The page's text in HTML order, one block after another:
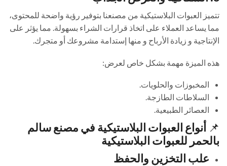
تتميز العبوات البلاستيكية من مصنعنا بتوفير رؤية واضحة للمحتوى،
مما يساعد العملاء على اتخاذ قرارات الشراء بسهولة. مما يؤثر على
الإنتاجية و زيادة الأرباح و منها إستدامة مشروعك أو متجرك.
هذه الميزة مهمة بشكل خاص لعرض:
المخبوزات والحلويات.
السلاطات الطازجة.
العصائر الطبيعية.
📌 أنواع العبوات البلاستيكية في مصنع سالم
بالحمر للعبوات البلاستيكية
علب التخزين والحفظ